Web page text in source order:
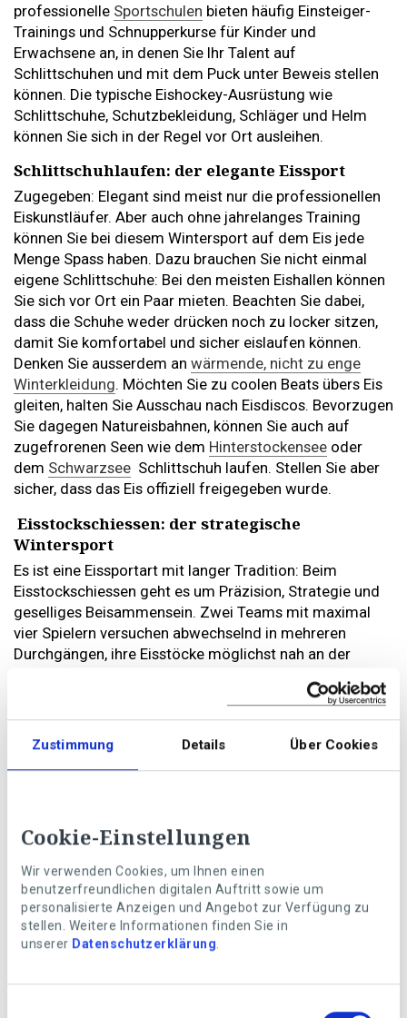
Zustimmung Details Über Cookies
Cookie-Einstellungen
Wir verwenden Cookies, um Ihnen einen
benutzerfreundlichen digitalen Auftritt sowie um
personalisierte Anzeigen und Angebot zur Verfügung zu
stellen. Weitere Informationen finden Sie in
unserer Datenschutzerklärung.
professionelle Sportschulen bieten häufig Einsteiger-
Trainings und Schnupperkurse für Kinder und
Erwachsene an, in denen Sie Ihr Talent auf
Schlittschuhen und mit dem Puck unter Beweis stellen
können. Die typische Eishockey-Ausrüstung wie
Schlittschuhe, Schutzbekleidung, Schläger und Helm
können Sie sich in der Regel vor Ort ausleihen.
Schlittschuhlaufen: der elegante Eissport
Zugegeben: Elegant sind meist nur die professionellen
Eiskunstläufer. Aber auch ohne jahrelanges Training
können Sie bei diesem Wintersport auf dem Eis jede
Menge Spass haben. Dazu brauchen Sie nicht einmal
eigene Schlittschuhe: Bei den meisten Eishallen können
Sie sich vor Ort ein Paar mieten. Beachten Sie dabei,
dass die Schuhe weder drücken noch zu locker sitzen,
damit Sie komfortabel und sicher eislaufen können.
Denken Sie ausserdem an wärmende, nicht zu enge
Winterkleidung. Möchten Sie zu coolen Beats übers Eis
gleiten, halten Sie Ausschau nach Eisdiscos. Bevorzugen
Sie dagegen Natureisbahnen, können Sie auch auf
zugefrorenen Seen wie dem Hinterstockensee oder
dem Schwarzsee Schlittschuh laufen. Stellen Sie aber
sicher, dass das Eis offiziell freigegeben wurde.
Eisstockschiessen: der strategische
Wintersport
Es ist eine Eissportart mit langer Tradition: Beim
Eisstockschiessen geht es um Präzision, Strategie und
geselliges Beisammensein. Zwei Teams mit maximal
vier Spielern versuchen abwechselnd in mehreren
Durchgängen, ihre Eisstöcke möglichst nah an der
Punktzahl zu erzielen. Wenn Sie also die Curling-
Wettbewerbe im Fernsehen fasziniert haben, testen Sie
doch einmal Ihre eigene Zielsicherheit beim ähnlichen
Eisstockschiessen oder direkt beim Curling aus. Ob in